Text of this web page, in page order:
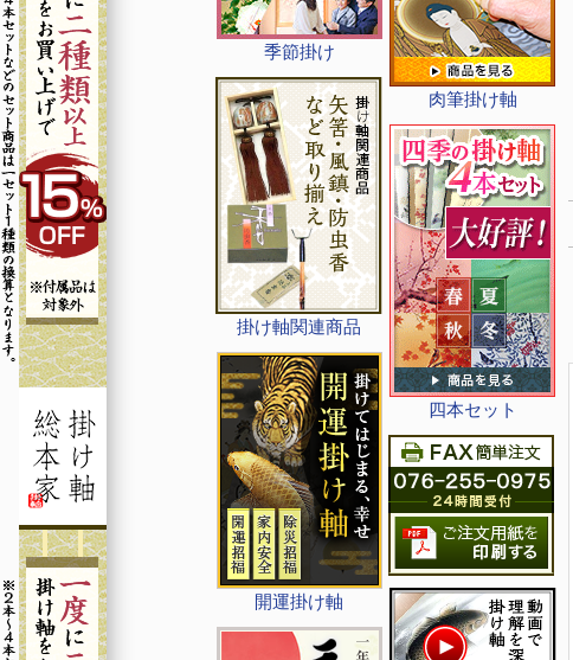
季節掛け
掛け軸関連商品
開運掛け軸
肉筆掛け軸
四本セット